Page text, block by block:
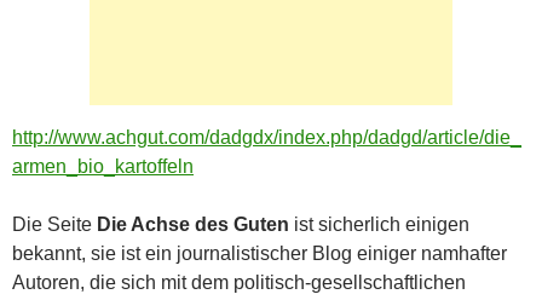
http://www.achgut.com/dadgdx/index.php/dadgd/article/die_
armen_bio_kartoffeln
Die Seite Die Achse des Guten ist sicherlich einigen
bekannt, sie ist ein journalistischer Blog einiger namhafter
Autoren, die sich mit dem politisch-gesellschaftlichen